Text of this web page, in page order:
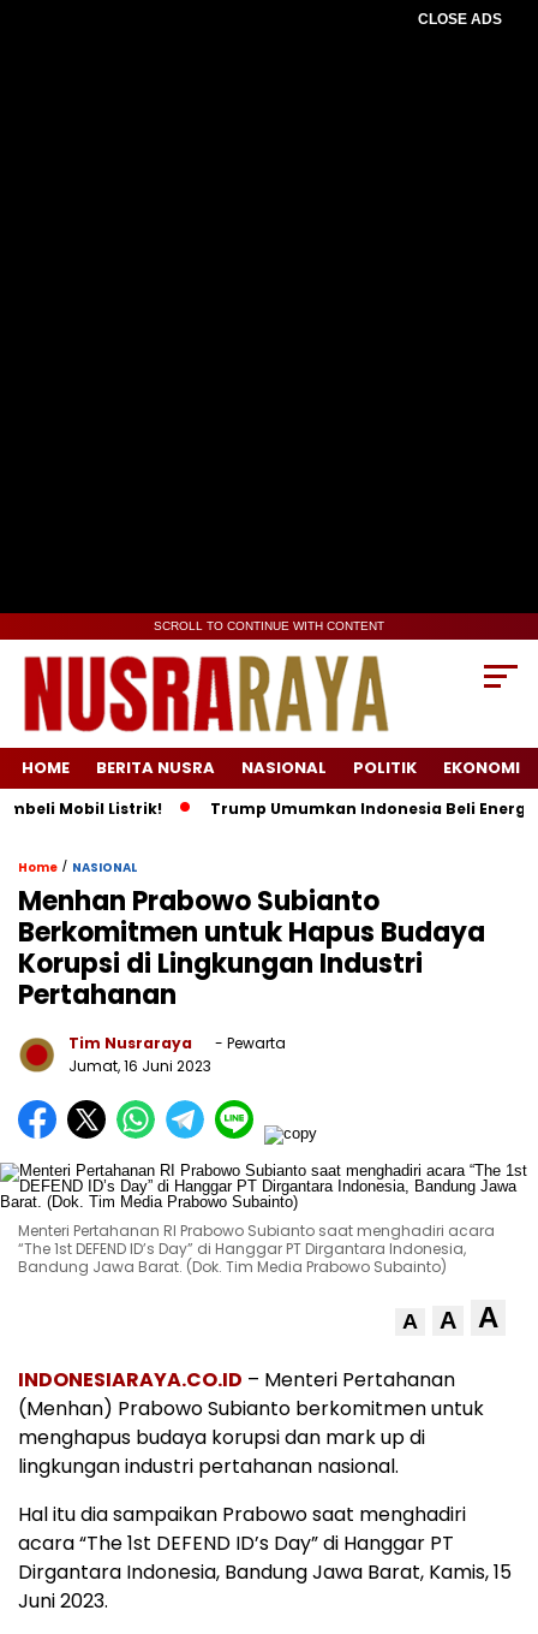
CLOSE ADS
SCROLL TO CONTINUE WITH CONTENT
HOME BERITA NUSRA NASIONAL POLITIK EKONOMI
Mobil Listrik! Trump Umumkan Indonesia Beli Energi & 50
Home / NASIONAL
Menhan Prabowo Subianto
Berkomitmen untuk Hapus Budaya
Korupsi di Lingkungan Industri
Pertahanan
Tim Nusraraya
- Pewarta
Jumat, 16 Juni 2023
Menteri Pertahanan RI Prabowo Subianto saat menghadiri acara
“The 1st DEFEND ID’s Day” di Hanggar PT Dirgantara Indonesia,
Bandung Jawa Barat. (Dok. Tim Media Prabowo Subainto)
A A A
INDONESIARAYA.CO.ID – Menteri Pertahanan
(Menhan) Prabowo Subianto berkomitmen untuk
menghapus budaya korupsi dan mark up di
lingkungan industri pertahanan nasional.
Hal itu dia sampaikan Prabowo saat menghadiri
acara “The 1st DEFEND ID’s Day” di Hanggar PT
Dirgantara Indonesia, Bandung Jawa Barat, Kamis, 15
Juni 2023.